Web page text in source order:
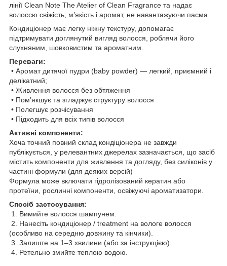
лінії Clean Note The Atelier of Clean Fragrance та надає
волоссю свіжість, м’якість і аромат, не навантажуючи пасма.
Кондиціонер має легку ніжну текстуру, допомагає
підтримувати доглянутий вигляд волосся, роблячи його
слухняним, шовковистим та ароматним.
Переваги:
• Аромат дитячої пудри (baby powder) — легкий, приємний і
делікатний;
• Живлення волосся без обтяження
• Пом’якшує та згладжує структуру волосся
• Полегшує розчісування
• Підходить для всіх типів волосся
Активні компоненти:
Хоча точний повний склад кондiцiонера не завжди
публікується, у релевантних джерелах зазначається, що засіб
містить компоненти для живлення та догляду, без силіконів у
частині формули (для деяких версій)
Формула може включати гідролізований кератин або
протеїни, рослинні компоненти, освіжуючі ароматизатори.
Спосіб застосування:
1. Вимийте волосся шампунем.
2. Нанесіть кондиціонер / treatment на вологе волосся
(особливо на середню довжину та кінчики).
3. Залиште на 1–3 хвилини (або за інструкцією).
4. Ретельно змийте теплою водою.